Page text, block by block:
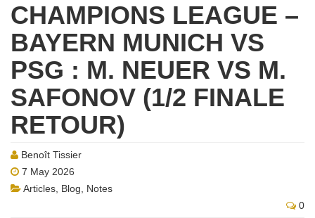
CHAMPIONS LEAGUE –
BAYERN MUNICH VS
PSG : M. NEUER VS M.
SAFONOV (1/2 FINALE
RETOUR)
Benoît Tissier
7 May 2026
Articles Blog
Notes
0